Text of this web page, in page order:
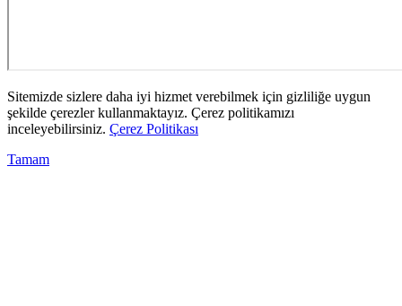
Sitemizde sizlere daha iyi hizmet verebilmek için gizliliğe uygun
şekilde çerezler kullanmaktayız. Çerez politikamızı
inceleyebilirsiniz. Çerez Politikası
Tamam